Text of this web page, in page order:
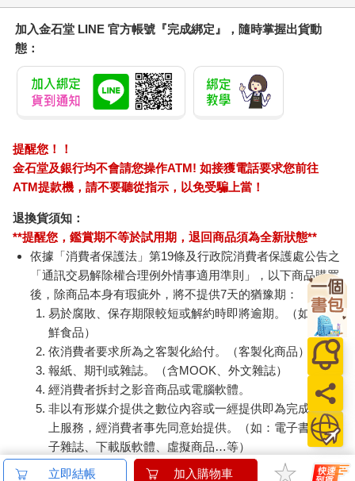
加入金石堂 LINE 官方帳號『完成綁定』，隨時掌握出貨動
態：
提醒您！！
金石堂及銀行均不會請您操作ATM! 如接獲電話要求您前往
ATM提款機，請不要聽從指示，以免受騙上當！
退換貨須知：
**提醒您，鑑賞期不等於試用期，退回商品須為全新狀態**
依據「消費者保護法」第19條及行政院消費者保護處公告之
「通訊交易解除權合理例外情事適用準則」，以下商品購買
後，除商品本身有瑕疵外，將不提供7天的猶豫期：
易於腐敗、保存期限較短或解約時即將逾期。（如：生
鮮食品）
依消費者要求所為之客製化給付。（客製化商品）
報紙、期刊或雜誌。（含MOOK、外文雜誌）
經消費者拆封之影音商品或電腦軟體。
非以有形媒介提供之數位內容或一經提供即為完成之線
上服務，經消費者事先同意始提供。（如：電子書、電
子雜誌、下載版軟體、虛擬商品…等）
已拆封之個人衛生用品。（如：內衣褲、刮鬍刀、除毛
立即結帳 加入購物車